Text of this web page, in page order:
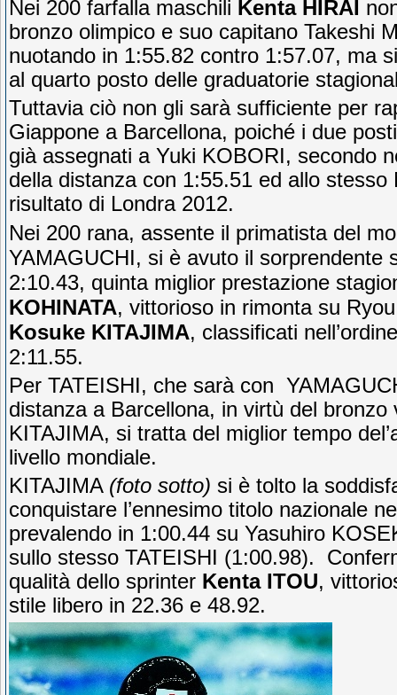
Nei 200 farfalla maschili Kenta HIRAI
bronzo olimpico e suo capitano Takeshi
nuotando in 1:55.82 contro 1:57.07, ma
al quarto posto delle graduatorie
Tuttavia ciò non gli sarà sufficiente per
Giappone a Barcellona, poiché i due
già assegnati a Yuki KOBORI, secondo
della distanza con 1:55.51 ed allo stesso
risultato di Londra 2012.
Nei 200 rana, assente il primatista del
YAMAGUCHI, si è avuto il sorprendente
2:10.43, quinta miglior prestazione
KOHINATA, vittorioso in rimonta su
Kosuke KITAJIMA, classificati
2:11.55.
Per TATEISHI, che sarà con
distanza a Barcellona, in virtù del bronzo
KITAJIMA, si tratta del miglior tempo
livello mondiale.
KITAJIMA (foto sotto) si è tolto la
conquistare l’ennesimo titolo nazionale
prevalendo in 1:00.44 su Yasuhiro
sullo stesso TATEISHI (1:00.98).
qualità dello sprinter Kenta ITOU,
stile libero in 22.36 e 48.92.